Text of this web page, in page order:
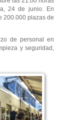
24 de junio. En
200.000 plazas de
de personal en
y seguridad,